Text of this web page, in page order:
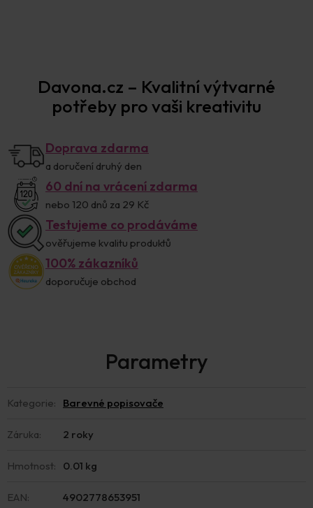
Davona.cz – Kvalitní výtvarné
potřeby pro vaši kreativitu
Doprava zdarma
a doručení druhý den
60 dní na vrácení zdarma
nebo 120 dnů za 29 Kč
Testujeme co prodáváme
ověřujeme kvalitu produktů
100% zákazníků
doporučuje obchod
Kategorie: Barevné popisovače
Záruka: 2 roky
Hmotnost: 0.01 kg
EAN: 4902778653951